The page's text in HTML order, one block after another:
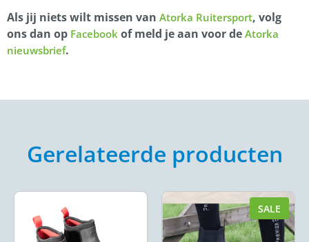
Als jij niets wilt missen van Atorka Ruitersport, volg
ons dan op Facebook of meld je aan voor de Atorka
nieuwsbrief.
Gerelateerde producten
SALE